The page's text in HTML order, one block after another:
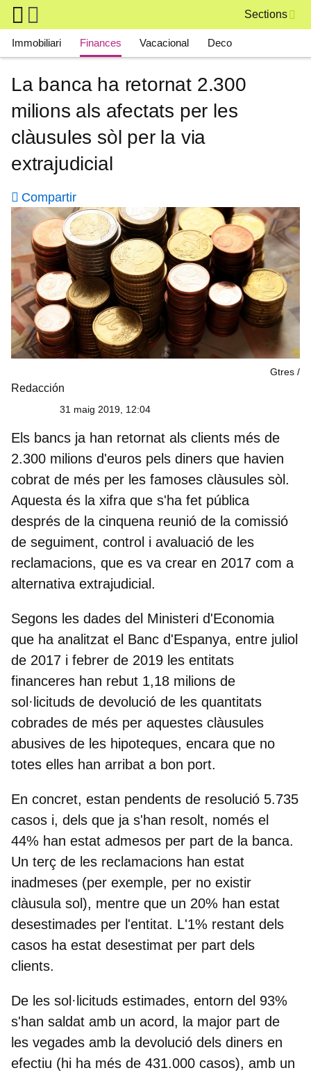
Skip to main content
Sections
Main navigation
Immobiliari Finances Vacacional Deco
La banca ha retornat 2.300
milions als afectats per les
clàusules sòl per la via
extrajudicial
Compartir
Gtres
Redacción
31 maig 2019, 12:04
Els bancs ja han retornat als clients més de
2.300 milions d'euros pels diners que havien
cobrat de més per les famoses clàusules sòl.
Aquesta és la xifra que s'ha fet pública
després de la cinquena reunió de la comissió
de seguiment, control i avaluació de les
reclamacions, que es va crear en 2017 com a
alternativa extrajudicial.
Segons les dades del Ministeri d'Economia
que ha analitzat el Banc d'Espanya, entre juliol
de 2017 i febrer de 2019 les entitats
financeres han rebut 1,18 milions de
sol·licituds de devolució de les quantitats
cobrades de més per aquestes clàusules
abusives de les hipoteques, encara que no
totes elles han arribat a bon port.
En concret, estan pendents de resolució 5.735
casos i, dels que ja s'han resolt, només el
44% han estat admesos per part de la banca.
Un terç de les reclamacions han estat
inadmeses (per exemple, per no existir
clàusula sol), mentre que un 20% han estat
desestimades per l'entitat. L'1% restant dels
casos ha estat desestimat per part dels
clients.
De les sol·licituds estimades, entorn del 93%
s'han saldat amb un acord, la major part de
les vegades amb la devolució dels diners en
efectiu (hi ha més de 431.000 casos), amb un